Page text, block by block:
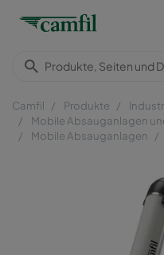
Camfil Produkte
Mobile Absauganlagen
Mobile Absauganlagen